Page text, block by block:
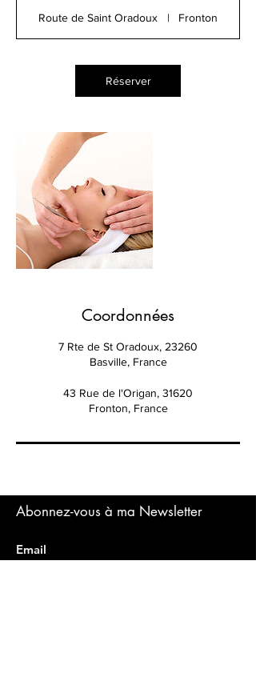
m
i
Route de Saint Oradoux | Fronton
Réserver
Coordonnées
7 Rte de St Oradoux, 23260
Basville, France
43 Rue de l'Origan, 31620
Fronton, France
Abonnez-vous à ma Newsletter